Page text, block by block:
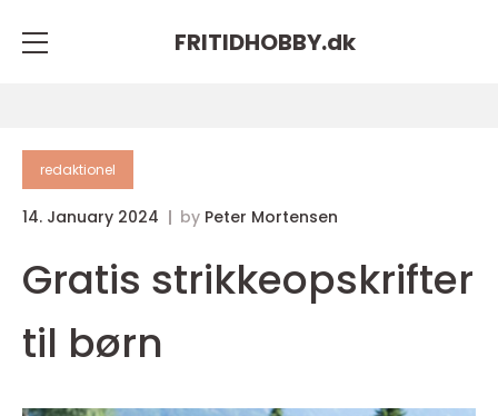
FRITIDHOBBY.dk
redaktionel
14. January 2024 by Peter Mortensen
Gratis strikkeopskrifter
til børn